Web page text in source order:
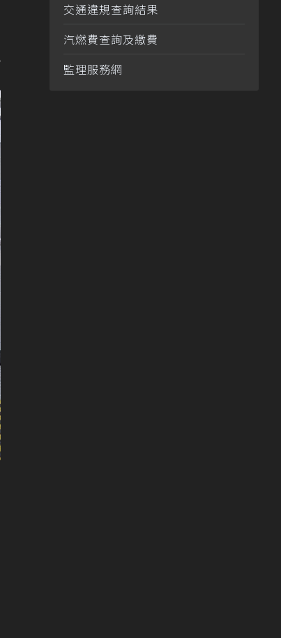
交通違規查詢結果
汽燃費查詢及繳費
監理服務網